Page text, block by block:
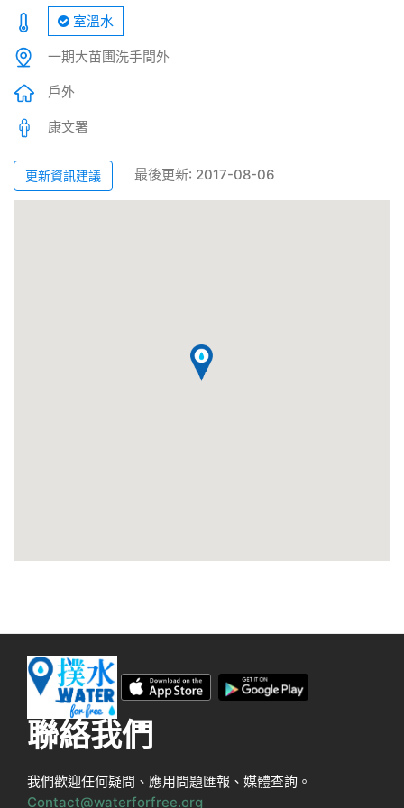
室溫水
一期大苗圃洗手間外
戶外
康文署
更新資訊建議 最後更新: 2017-08-06
聯絡我們
我們歡迎任何疑問、應用問題匯報、媒體查詢。
Contact@waterforfree.org